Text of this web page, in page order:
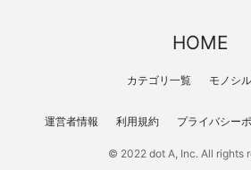
HOME
カテゴリ一覧 モノシ
運営者情報 利用規約 プライバシー
© 2022 dot A, Inc. All rights